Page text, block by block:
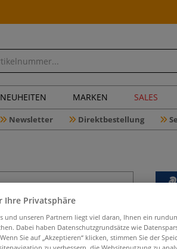
NEUHEITEN MARKEN SALES
Newsletter Direktbestellung
Ihre Privatsphäre
und unseren Partnern liegt viel daran, Ihnen ein
Dabei haben Datenschutzgrundsätze wie
Sie auf „Akzeptieren“ klicken, stimmen Sie der